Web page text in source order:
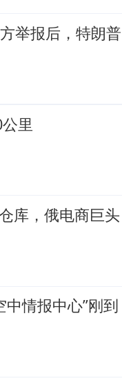
举报后，特朗普
里
库，俄电商巨头
情报中心”刚到